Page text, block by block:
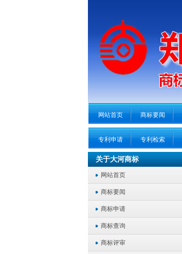
网站首页 商标要闻
专利申请 专利检索
关于大河商标
网站首页
商标要闻
商标申请
商标查询
商标评审